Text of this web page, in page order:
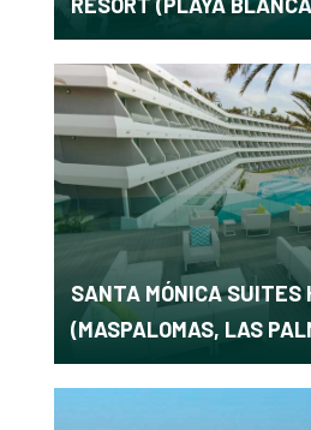
SANTA MÓNICA SUITES
(MASPALOMAS, LAS